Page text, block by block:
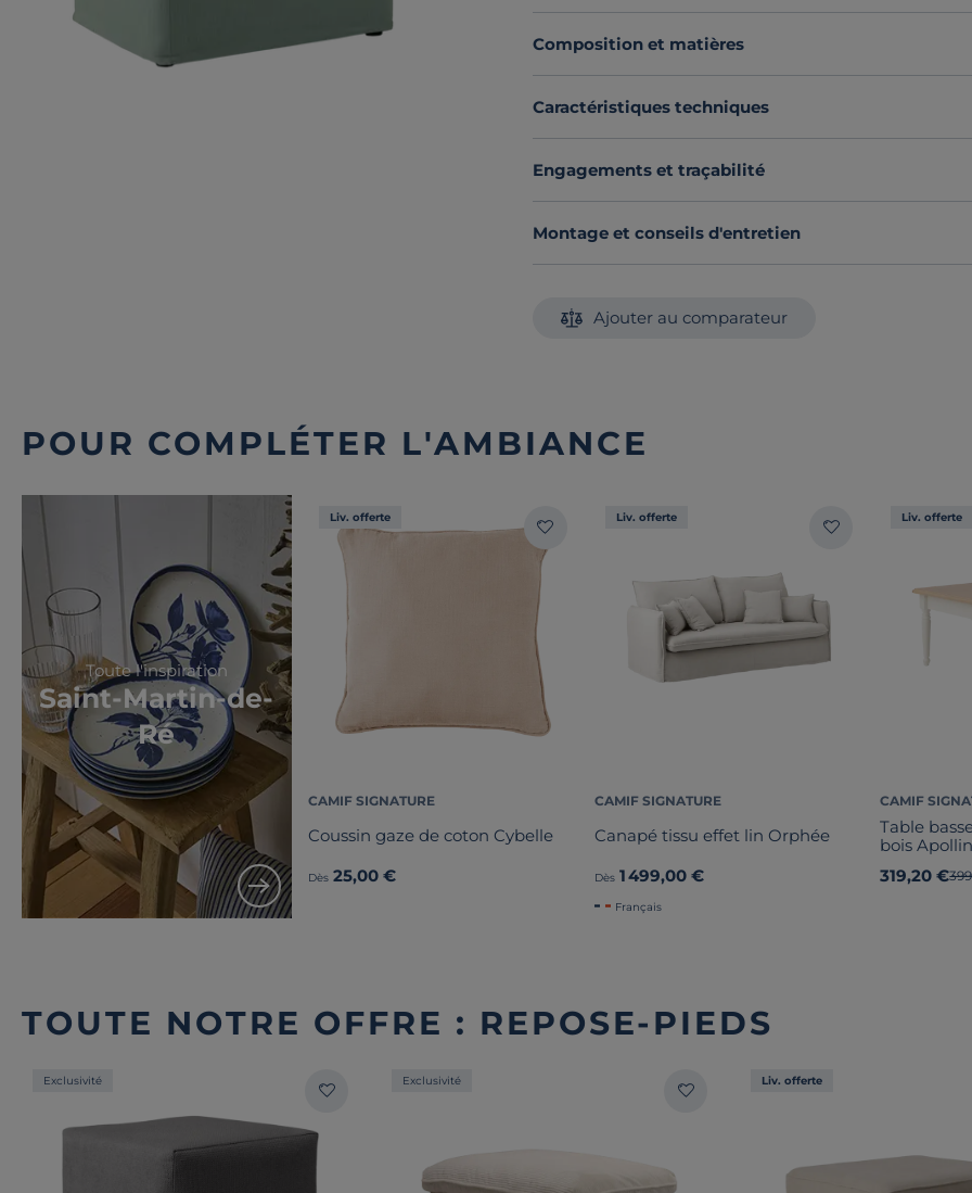
Composition et matières
Caractéristiques techniques
Engagements et traçabilité
Montage et conseils d'entretien
Ajouter au comparateur
POUR COMPLÉTER L'AMBIANCE
Toute l'inspiration
Saint-Martin-de-
Ré
Liv. offerte
CAMIF SIGNATURE
Coussin gaze de coton Cybelle
Dès 25,00 €
Liv. offerte
CAMIF SIGNATURE
Canapé tissu effet lin Orphée
Dès 1 499,00 €
Français
Liv. offerte
CAMIF
Table
bois
319,20 €
TOUTE NOTRE OFFRE : REPOSE-PIEDS
Exclusivité Exclusivité Liv. offerte